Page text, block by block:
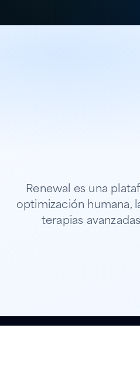
Renewal es una
optimización humana,
terapias